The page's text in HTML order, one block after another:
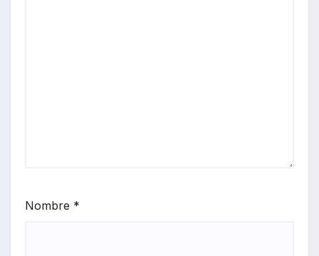
Nombre *